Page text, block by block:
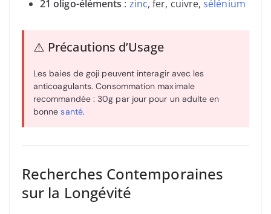
21 oligo-éléments : zinc, fer, cuivre,sélénium
⚠️ Précautions d’Usage
Les baies de goji peuvent interagir avec les
anticoagulants. Consommation maximale
recommandée : 30g par jour pour un adulte en
bonnesanté.
Recherches Contemporaines
sur la Longévité